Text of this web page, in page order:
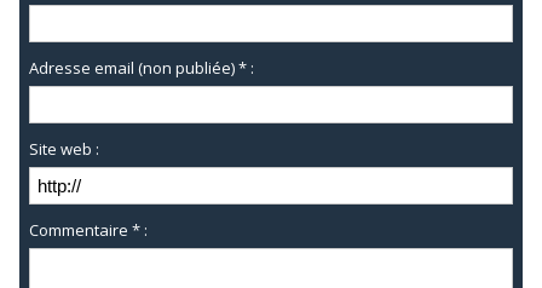
Adresse email (non publiée) * :
Site web :
Commentaire * :